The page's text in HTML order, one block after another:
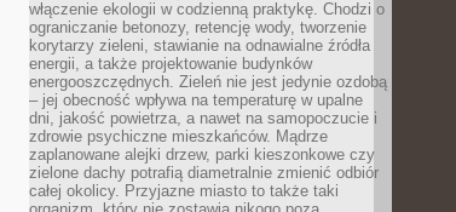
włączenie ekologii w codzienną praktykę. Chodzi o
ograniczanie betonozy, retencję wody, tworzenie
korytarzy zieleni, stawianie na odnawialne źródła
energii, a także projektowanie budynków
energooszczędnych. Zieleń nie jest jedynie ozdobą
– jej obecność wpływa na temperaturę w upalne
dni, jakość powietrza, a nawet na samopoczucie i
zdrowie psychiczne mieszkańców. Mądrze
zaplanowane alejki drzew, parki kieszonkowe czy
zielone dachy potrafią diametralnie zmienić odbiór
całej okolicy. Przyjazne miasto to także taki